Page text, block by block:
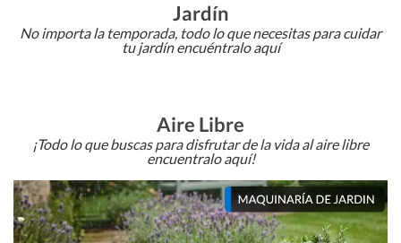
Jardín
No importa la temporada, todo lo que necesitas para cuidar
tu jardín encuéntralo aquí
Aire Libre
¡Todo lo que buscas para disfrutar de la vida al aire libre
encuentralo aquí!